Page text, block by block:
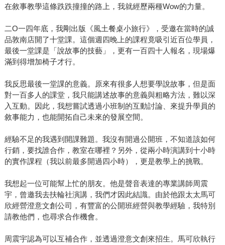
在敘事教學這條跌跌撞撞的路上，我就經歷兩種Wow的力量。
二O一四年底，我剛出版《風土餐桌小旅行》，受邀在當時的誠
品敦南店開了十堂課。這個週四晚上的課程竟吸引近百位學員，
最後一堂課是「說故事的技藝」，更有一百四十人報名，現場爆
滿到得增加椅子才行。
我反思最後一堂課的意義。原來有很多人想要學說故事，但是面
對一百多人的課堂，我只能講述故事的意義與粗略方法，難以深
入互動。因此，我想嘗試透過小班制的互動討論、來提升學員的
敘事能力，也能開拓自己未來的發展空間。
經驗不足的我遇到開課難題。我沒有開過公開班，不知道該如何
行銷，要找誰合作，教室在哪裡？另外，從兩小時演講到十小時
的實作課程（我以前最多開過四小時），更是教學上的挑戰。
我想起一位可能幫上忙的朋友。他是聲音表達的專業講師周震
宇，曾邀我去扶輪社演講，我們才因此結識。由於他跟太太馬可
欣經營澄意文創公司，有豐富的公開班經營與教學經驗，我特別
請教他們，也尋求合作機會。
周震宇認為可以互補合作，並透過澄意文創來招生。馬可欣執行